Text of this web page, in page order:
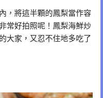
，將這半顆的鳳梨當作容
常好拍照呢！鳳梨海鮮炒
大家，又忍不住地多吃了